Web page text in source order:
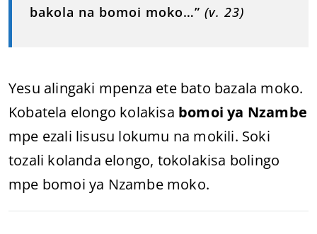
bakola na bomoi moko…” (v. 23)
Yesu alingaki mpenza ete bato bazala moko.
Kobatela elongo kolakisa bomoi ya Nzambe
mpe ezali lisusu lokumu na mokili. Soki
tozali kolanda elongo, tokolakisa bolingo
mpe bomoi ya Nzambe moko.